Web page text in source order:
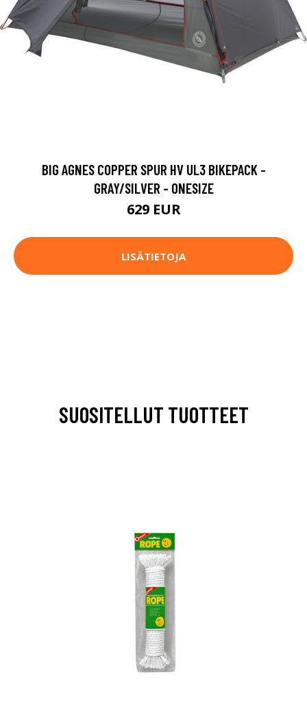
BIG AGNES COPPER SPUR HV UL3 BIKEPACK -
GRAY/SILVER - ONESIZE
629 EUR
LISÄTIETOJA
SUOSITELLUT TUOTTEET